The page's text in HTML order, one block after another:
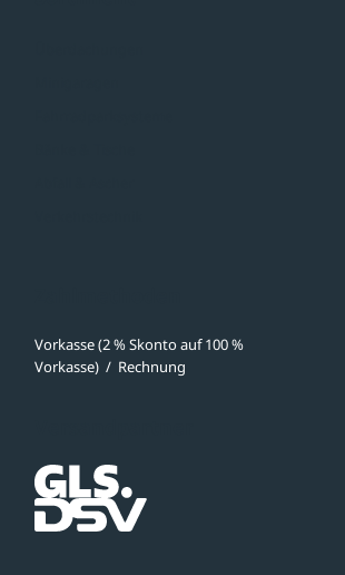
Vorkasse (2 % Skonto auf 100 %
Vorkasse) / Rechnung